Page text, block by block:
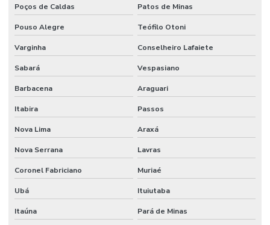
Poços de Caldas Patos de Minas
Pouso Alegre Teófilo Otoni
Varginha Conselheiro Lafaiete
Sabará Vespasiano
Barbacena Araguari
Itabira Passos
Nova Lima Araxá
Nova Serrana Lavras
Coronel Fabriciano Muriaé
Ubá Ituiutaba
Itaúna Pará de Minas